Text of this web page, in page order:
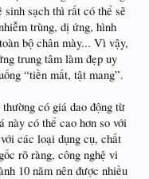
sinh sạch thì rất có thể sẽ
trùng, dị ứng, hình
bộ chân mày... Vì vậy,
trung tâm làm đẹp uy
“tiền mất, tật mang”.
có giá dao động từ
này có thể cao hơn so với
các loại dụng cụ, chất
rõ ràng, công nghệ vi
10 năm nên được nhiều